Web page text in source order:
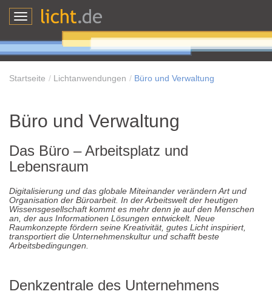
Toggle
Startseite Lichtanwendungen Büro und Verwaltung
Büro und Verwaltung
Das Büro – Arbeitsplatz und
Lebensraum
Digitalisierung und das globale Miteinander verändern Art und
Organisation der Büroarbeit. In der Arbeitswelt der heutigen
Wissensgesellschaft kommt es mehr denn je auf den Menschen
an, der aus Informationen Lösungen entwickelt. Neue
Raumkonzepte fördern seine Kreativität, gutes Licht inspiriert,
transportiert die Unternehmenskultur und schafft beste
Arbeitsbedingungen.
Denkzentrale des Unternehmens